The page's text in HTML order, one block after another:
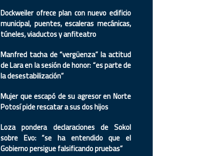
Dockweiler ofrece plan con nuevo edificio
municipal, puentes, escaleras mecánicas,
túneles, viaductos y anfiteatro
Manfred tacha de “vergüenza” la actitud
de Lara en la sesión de honor: “es parte de
la desestabilización”
Mujer que escapó de su agresor en Norte
Potosí pide rescatar a sus dos hijos
Loza pondera declaraciones de Sokol
sobre Evo: “se ha entendido que el
Gobierno persigue falsificando pruebas”